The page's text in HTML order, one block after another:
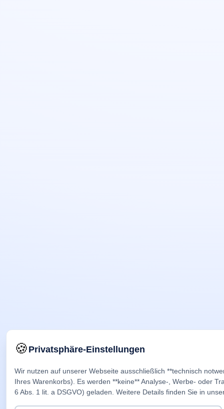
🍪Privatsphäre-Einstellungen
Wir nutzen auf unserer Webseite ausschließlich **technisch
Ihres Warenkorbs). Es werden **keine** Analyse-, Werbe- oder
6 Abs. 1 lit. a DSGVO) geladen. Weitere Details finden Sie in